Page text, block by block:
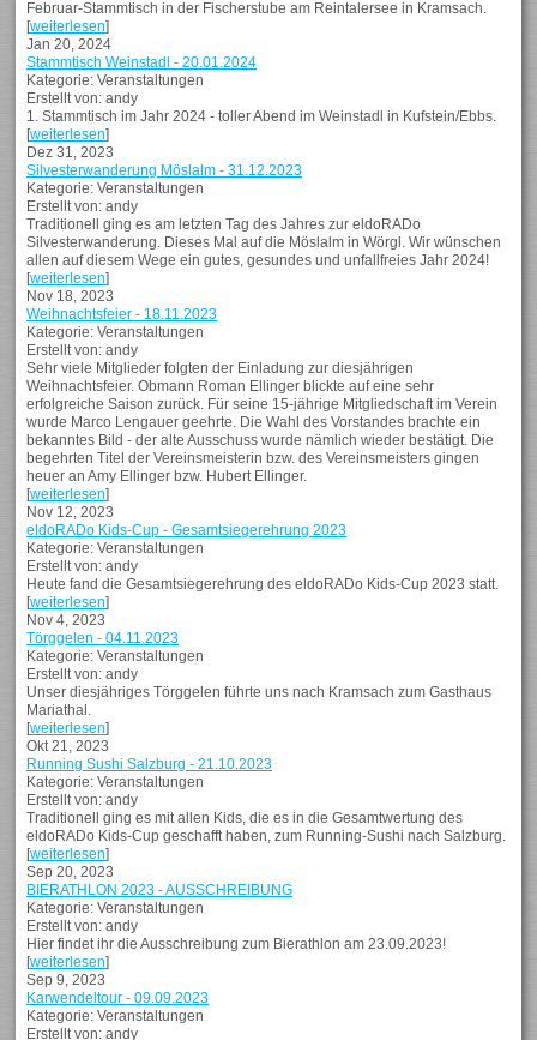
Februar-Stammtisch in der Fischerstube am Reintalersee in Kramsach.
[weiterlesen]
Jan 20, 2024
Stammtisch Weinstadl - 20.01.2024
Kategorie: Veranstaltungen
Erstellt von: andy
1. Stammtisch im Jahr 2024 - toller Abend im Weinstadl in Kufstein/Ebbs.
[weiterlesen]
Dez 31, 2023
Silvesterwanderung Möslalm - 31.12.2023
Kategorie: Veranstaltungen
Erstellt von: andy
Traditionell ging es am letzten Tag des Jahres zur eldoRADo
Silvesterwanderung. Dieses Mal auf die Möslalm in Wörgl. Wir wünschen
allen auf diesem Wege ein gutes, gesundes und unfallfreies Jahr 2024!
[weiterlesen]
Nov 18, 2023
Weihnachtsfeier - 18.11.2023
Kategorie: Veranstaltungen
Erstellt von: andy
Sehr viele Mitglieder folgten der Einladung zur diesjährigen
Weihnachtsfeier. Obmann Roman Ellinger blickte auf eine sehr
erfolgreiche Saison zurück. Für seine 15-jährige Mitgliedschaft im Verein
wurde Marco Lengauer geehrte. Die Wahl des Vorstandes brachte ein
bekanntes Bild - der alte Ausschuss wurde nämlich wieder bestätigt. Die
begehrten Titel der Vereinsmeisterin bzw. des Vereinsmeisters gingen
heuer an Amy Ellinger bzw. Hubert Ellinger.
[weiterlesen]
Nov 12, 2023
eldoRADo Kids-Cup - Gesamtsiegerehrung 2023
Kategorie: Veranstaltungen
Erstellt von: andy
Heute fand die Gesamtsiegerehrung des eldoRADo Kids-Cup 2023 statt.
[weiterlesen]
Nov 4, 2023
Törggelen - 04.11.2023
Kategorie: Veranstaltungen
Erstellt von: andy
Unser diesjähriges Törggelen führte uns nach Kramsach zum Gasthaus
Mariathal.
[weiterlesen]
Okt 21, 2023
Running Sushi Salzburg - 21.10.2023
Kategorie: Veranstaltungen
Erstellt von: andy
Traditionell ging es mit allen Kids, die es in die Gesamtwertung des
eldoRADo Kids-Cup geschafft haben, zum Running-Sushi nach Salzburg.
[weiterlesen]
Sep 20, 2023
BIERATHLON 2023 - AUSSCHREIBUNG
Kategorie: Veranstaltungen
Erstellt von: andy
Hier findet ihr die Ausschreibung zum Bierathlon am 23.09.2023!
[weiterlesen]
Sep 9, 2023
Karwendeltour - 09.09.2023
Kategorie: Veranstaltungen
Erstellt von: andy